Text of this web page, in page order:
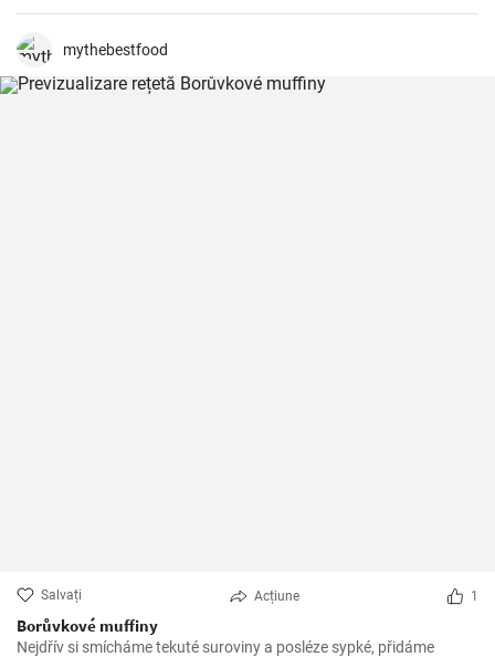
mythebestfood
Salvați Acțiune 1
Borůvkové muffiny
Nejdřív si smícháme tekuté suroviny a posléze sypké, přidáme